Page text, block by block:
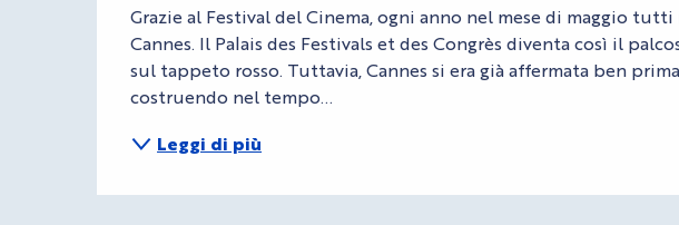
Grazie al Festival del Cinema, ogni anno nel mese di maggio
Cannes. Il Palais des Festivals et des Congrès diventa così il
sul tappeto rosso. Tuttavia, Cannes si era già affermata ben
costruendo nel tempo...
Leggi di più